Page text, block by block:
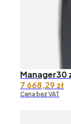
Manager30
7 668,29zł
Cena bez VAT